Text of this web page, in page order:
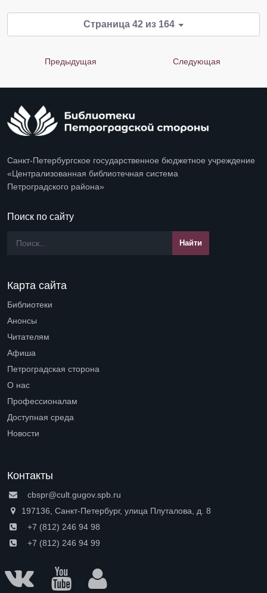
Страница 42 из 164
Предыдущая Следующая
Санкт-Петербургское государственное бюджетное учреждение
«Централизованная библиотечная система
Петроградского района»
Поиск по сайту
Карта сайта
Библиотеки
Анонсы
Читателям
Афиша
Петроградская сторона
О нас
Профессионалам
Доступная среда
Новости
Контакты
cbspr@cult.gugov.spb.ru
197136, Санкт-Петербург, улица Плуталова, д. 8
+7 (812) 246 94 98
+7 (812) 246 94 99